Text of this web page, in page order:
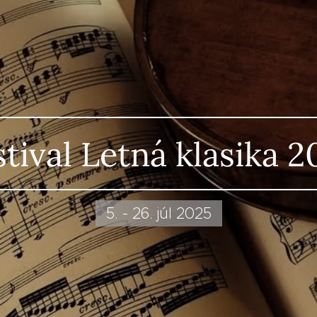
Letná klasika
5. - 26. júl 2025